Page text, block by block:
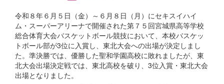
令和８年６月５日（金）～６月８日（月）にセキスイハイ
ム・スーパーアリーナで開催された第７５回宮城県高等学校
総合体育大会バスケットボール競技において、本校バスケッ
トボール部が3位に入賞し、東北大会への出場が決定しまし
た。準決勝では、優勝した聖和学園高校に敗れましたが、東
北大会出場決定戦では、東北高校を破り、3位入賞・東北大会
出場となりました。